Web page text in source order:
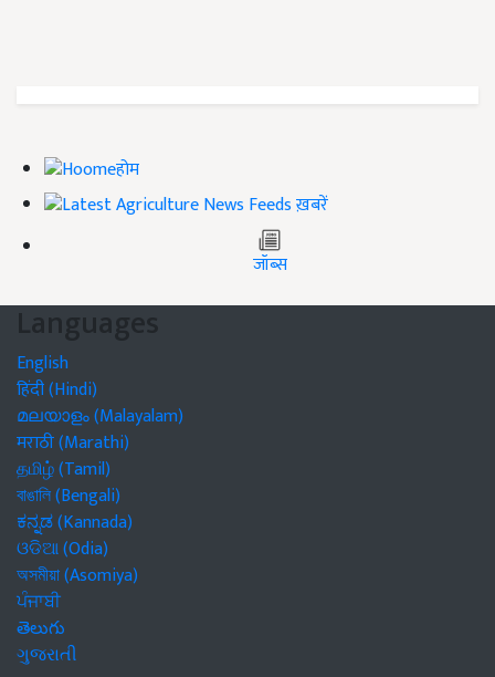
होम
ख़बरें
जॉब्स
Languages
English
हिंदी (Hindi)
മലയാളം (Malayalam)
मराठी (Marathi)
தமிழ் (Tamil)
বাঙালি (Bengali)
ಕನ್ನಡ (Kannada)
ଓଡିଆ (Odia)
অসমীয়া (Asomiya)
ਪੰਜਾਬੀ
తెలుగు
ગુજરાતી